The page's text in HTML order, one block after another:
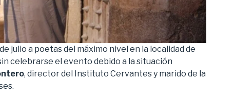
julio a poetas del máximo nivel en la localidad de
celebrarse el evento debido a la situación
, director del Instituto Cervantes y marido de la